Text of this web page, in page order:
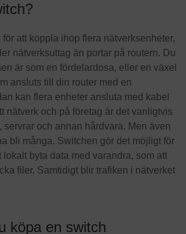
att koppla ihop flera nätverksenheter,
nätverksuttag än portar på routern. Du
är som en fördelardosa, eller en växel
ansluts till din router med en
kan flera enheter ansluta med kabel
nätverk och på företag är det vanligtvis
servrar och annan hårdvara. Men även
bli många. Switchen gör det möjligt för
lokalt byta data med varandra, som att
filer. Samtidigt blir trafiken i nätverket
köpa en switch